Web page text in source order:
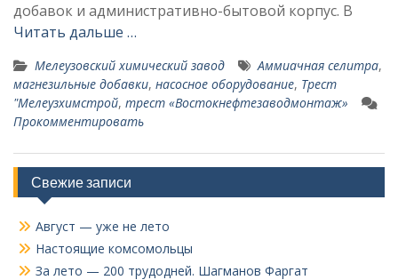
добавок и административно-бытовой корпус. В
Читать дальше …
Мелеузовский химический завод Аммиачная селитра,
магнезильные добавки, насосное оборудование, Трест
"Мелеузхимстрой, трест «Востокнефтезаводмонтаж»
Прокомментировать
Свежие записи
Август — уже не лето
Настоящие комсомольцы
За лето — 200 трудодней. Шагманов Фаргат